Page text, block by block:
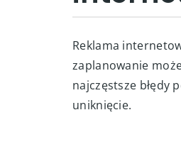
Reklama
zaplanowanie
najczęstsze błędy
uniknięcie.